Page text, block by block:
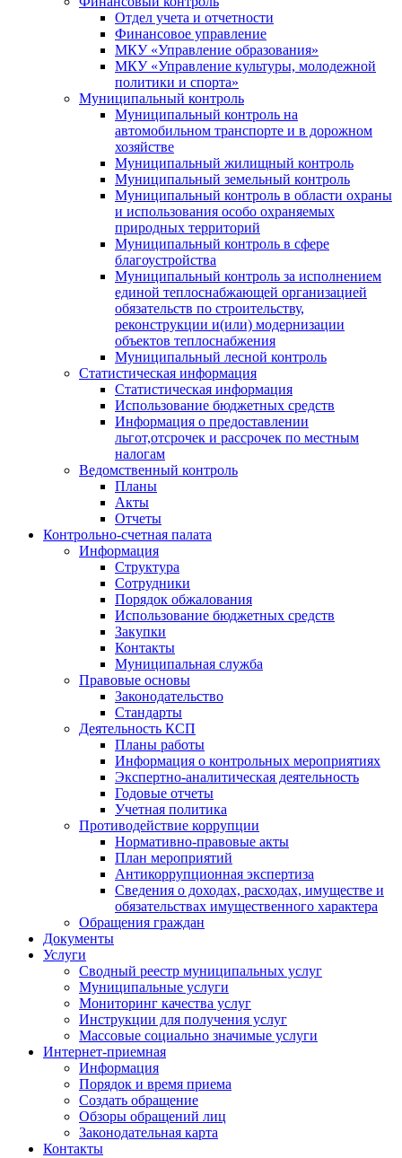
Отдел учета и отчетности
Финансовое управление
МКУ «Управление образования»
МКУ «Управление культуры, молодежной
политики и спорта»
Муниципальный контроль
Муниципальный контроль на
автомобильном транспорте и в дорожном
хозяйстве
Муниципальный жилищный контроль
Муниципальный земельный контроль
Муниципальный контроль в области охраны
и использования особо охраняемых
природных территорий
Муниципальный контроль в сфере
благоустройства
Муниципальный контроль за исполнением
единой теплоснабжающей организацией
обязательств по строительству,
реконструкции и(или) модернизации
объектов теплоснабжения
Муниципальный лесной контроль
Статистическая информация
Статистическая информация
Использование бюджетных средств
Информация о предоставлении
льгот,отсрочек и рассрочек по местным
налогам
Ведомственный контроль
Планы
Акты
Отчеты
Контрольно-счетная палата
Информация
Структура
Сотрудники
Порядок обжалования
Использование бюджетных средств
Закупки
Контакты
Муниципальная служба
Правовые основы
Законодательство
Стандарты
Деятельность КСП
Планы работы
Информация о контрольных мероприятиях
Экспертно-аналитическая деятельность
Годовые отчеты
Учетная политика
Противодействие коррупции
Нормативно-правовые акты
План мероприятий
Антикоррупционная экспертиза
Сведения о доходах, расходах, имуществе и
обязательствах имущественного характера
Обращения граждан
Документы
Услуги
Сводный реестр муниципальных услуг
Муниципальные услуги
Мониторинг качества услуг
Инструкции для получения услуг
Массовые социально значимые услуги
Интернет-приемная
Информация
Порядок и время приема
Создать обращение
Обзоры обращений лиц
Законодательная карта
Контакты